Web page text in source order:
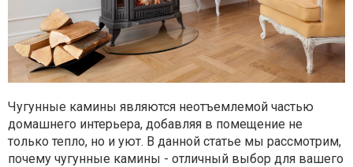
Чугунные камины являются неотъемлемой частью
домашнего интерьера, добавляя в помещение не
только тепло, но и уют. В данной статье мы рассмотрим,
почему чугунные камины - отличный выбор для вашего